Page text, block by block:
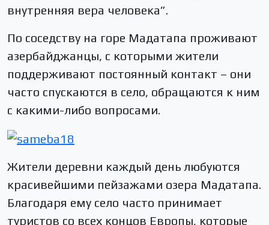
внутренняя вера человека”.
По соседству на горе Мадатапа проживают
азербайджанцы, с которыми жители
поддерживают постоянный контакт – они
часто спускаются в село, обращаются к ним
с какими-либо вопросами.
Жители деревни каждый день любуются
красивейшими пейзажами озера Мадатапа.
Благодаря ему село часто принимает
туристов со всех концов Европы, которые